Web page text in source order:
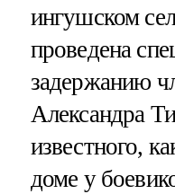
ингушском
проведена
задержанию
Александра
известного,
доме у